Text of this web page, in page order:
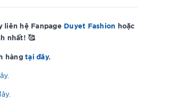
liên hệ Fanpage Duyet Fashion hoặc
nhất! 🥰
hàng tại đây.
.
.